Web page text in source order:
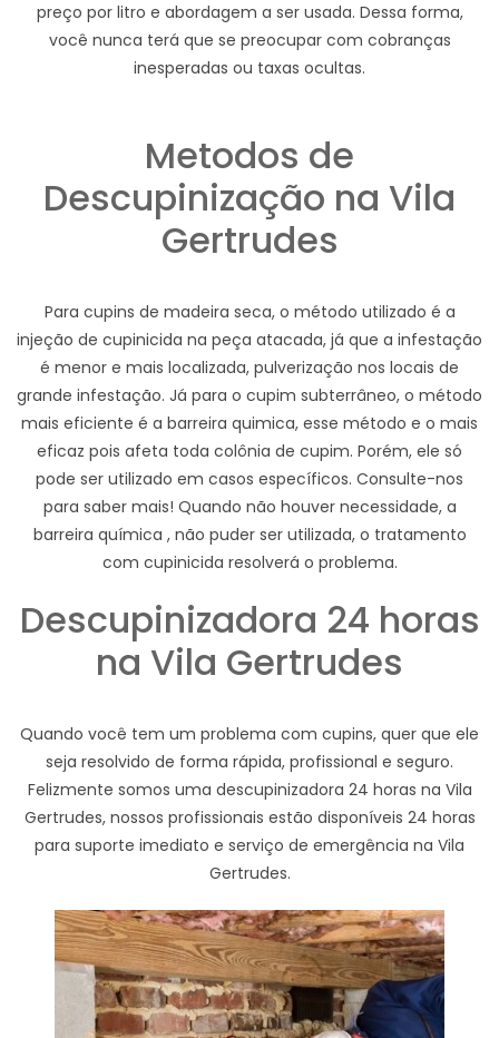
preço por litro e abordagem a ser usada. Dessa forma,
você nunca terá que se preocupar com cobranças
inesperadas ou taxas ocultas.
Metodos de
Descupinização na Vila
Gertrudes
Para cupins de madeira seca, o método utilizado é a
injeção de cupinicida na peça atacada, já que a infestação
é menor e mais localizada, pulverização nos locais de
grande infestação. Já para o cupim subterrâneo, o método
mais eficiente é a barreira quimica, esse método e o mais
eficaz pois afeta toda colônia de cupim. Porém, ele só
pode ser utilizado em casos específicos. Consulte-nos
para saber mais! Quando não houver necessidade, a
barreira química , não puder ser utilizada, o tratamento
com cupinicida resolverá o problema.
Descupinizadora 24 horas
na Vila Gertrudes
Quando você tem um problema com cupins, quer que ele
seja resolvido de forma rápida, profissional e seguro.
Felizmente somos uma descupinizadora 24 horas na Vila
Gertrudes, nossos profissionais estão disponíveis 24 horas
para suporte imediato e serviço de emergência na Vila
Gertrudes.